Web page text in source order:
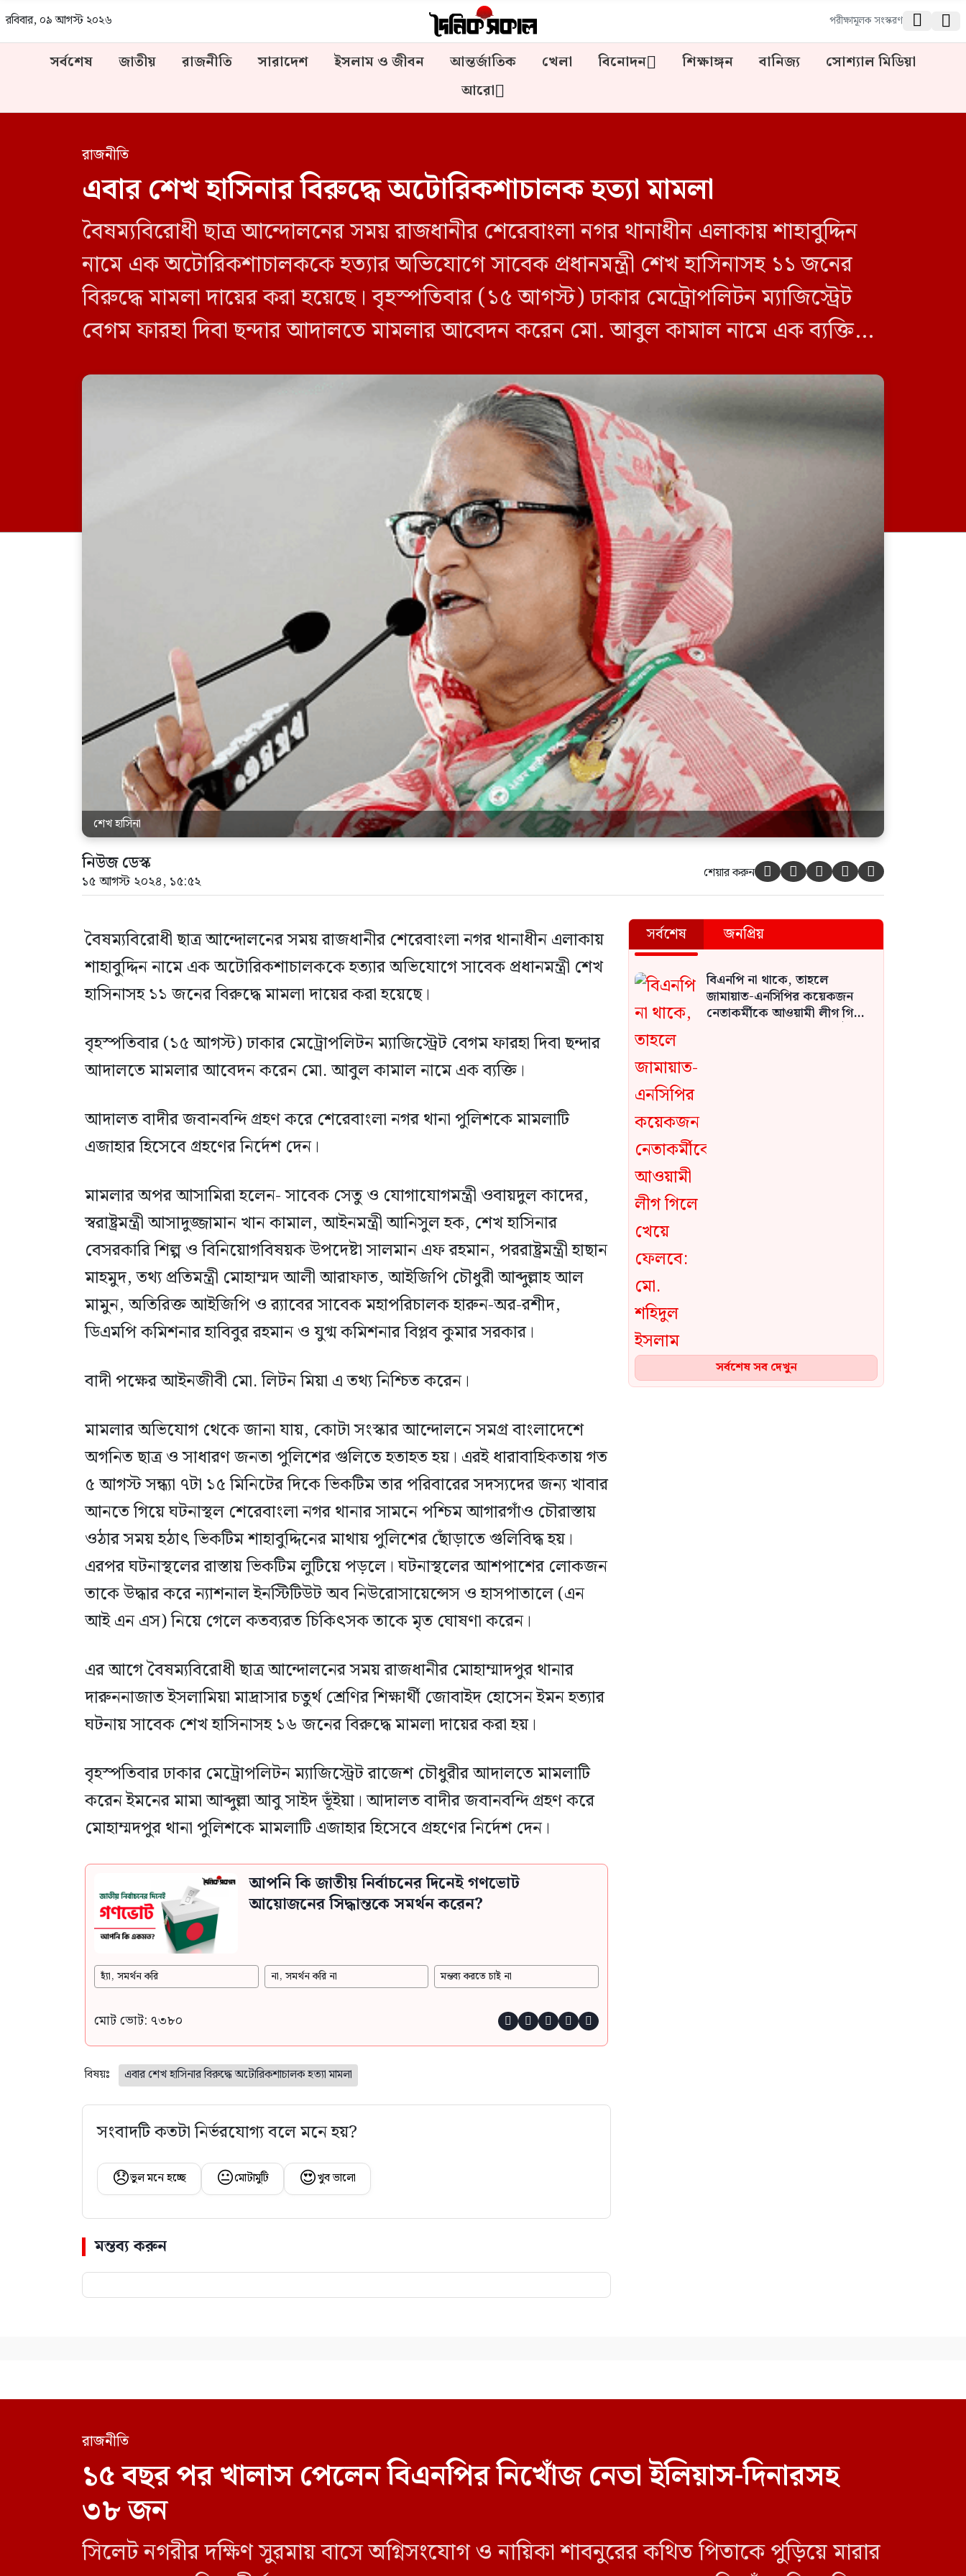
রবিবার, ০৯ আগস্ট ২০২৬ পরীক্ষামূলক সংস্করণ  
সর্বশেষ জাতীয় রাজনীতি সারাদেশ ইসলাম ও জীবন আন্তর্জাতিক খেলা বিনোদন শিক্ষাঙ্গন বানিজ্য
সোশ্যাল মিডিয়া
আরো
রাজনীতি
এবার শেখ হাসিনার বিরুদ্ধে অটোরিকশাচালক হত্যা মামলা
বৈষম্যবিরোধী ছাত্র আন্দোলনের সময় রাজধানীর শেরেবাংলা নগর থানাধীন এলাকায় শাহাবুদ্দিন
নামে এক অটোরিকশাচালককে হত্যার অভিযোগে সাবেক প্রধানমন্ত্রী শেখ হাসিনাসহ ১১ জনের
বিরুদ্ধে মামলা দায়ের করা হয়েছে। বৃহস্পতিবার (১৫ আগস্ট) ঢাকার মেট্রোপলিটন ম্যাজিস্ট্রেট
বেগম ফারহা দিবা ছন্দার আদালতে মামলার আবেদন করেন মো. আবুল কামাল নামে এক ব্যক্তি।
শেখ হাসিনা
নিউজ ডেস্ক
১৫ আগস্ট ২০২৪, ১৫:৫২ শেয়ার করুন     
বৈষম্যবিরোধী ছাত্র আন্দোলনের সময় রাজধানীর শেরেবাংলা নগর থানাধীন এলাকায়
শাহাবুদ্দিন নামে এক অটোরিকশাচালককে হত্যার অভিযোগে সাবেক প্রধানমন্ত্রী শেখ
হাসিনাসহ ১১ জনের বিরুদ্ধে মামলা দায়ের করা হয়েছে।
বৃহস্পতিবার (১৫ আগস্ট) ঢাকার মেট্রোপলিটন ম্যাজিস্ট্রেট বেগম ফারহা দিবা ছন্দার
আদালতে মামলার আবেদন করেন মো. আবুল কামাল নামে এক ব্যক্তি।
আদালত বাদীর জবানবন্দি গ্রহণ করে শেরেবাংলা নগর থানা পুলিশকে মামলাটি
এজাহার হিসেবে গ্রহণের নির্দেশ দেন।
মামলার অপর আসামিরা হলেন- সাবেক সেতু ও যোগাযোগমন্ত্রী ওবায়দুল কাদের,
স্বরাষ্ট্রমন্ত্রী আসাদুজ্জামান খান কামাল, আইনমন্ত্রী আনিসুল হক, শেখ হাসিনার
বেসরকারি শিল্প ও বিনিয়োগবিষয়ক উপদেষ্টা সালমান এফ রহমান, পররাষ্ট্রমন্ত্রী হাছান
মাহমুদ, তথ্য প্রতিমন্ত্রী মোহাম্মদ আলী আরাফাত, আইজিপি চৌধুরী আব্দুল্লাহ আল
মামুন, অতিরিক্ত আইজিপি ও র‌্যাবের সাবেক মহাপরিচালক হারুন-অর-রশীদ,
ডিএমপি কমিশনার হাবিবুর রহমান ও যুগ্ম কমিশনার বিপ্লব কুমার সরকার।
বাদী পক্ষের আইনজীবী মো. লিটন মিয়া এ তথ্য নিশ্চিত করেন।
মামলার অভিযোগ থেকে জানা যায়, কোটা সংস্কার আন্দোলনে সমগ্র বাংলাদেশে
অগনিত ছাত্র ও সাধারণ জনতা পুলিশের গুলিতে হতাহত হয়। এরই ধারাবাহিকতায় গত
৫ আগস্ট সন্ধ্যা ৭টা ১৫ মিনিটের দিকে ভিকটিম তার পরিবারের সদস্যদের জন্য খাবার
আনতে গিয়ে ঘটনাস্থল শেরেবাংলা নগর থানার সামনে পশ্চিম আগারগাঁও চৌরাস্তায়
ওঠার সময় হঠাৎ ভিকটিম শাহাবুদ্দিনের মাথায় পুলিশের ছোঁড়াতে গুলিবিদ্ধ হয়।
এরপর ঘটনাস্থলের রাস্তায় ভিকটিম লুটিয়ে পড়লে। ঘটনাস্থলের আশপাশের লোকজন
তাকে উদ্ধার করে ন্যাশনাল ইনস্টিটিউট অব নিউরোসায়েন্সেস ও হাসপাতালে (এন
আই এন এস) নিয়ে গেলে কতব্যরত চিকিৎসক তাকে মৃত ঘোষণা করেন।
এর আগে বৈষম্যবিরোধী ছাত্র আন্দোলনের সময় রাজধানীর মোহাম্মাদপুর থানার
দারুননাজাত ইসলামিয়া মাদ্রাসার চতুর্থ শ্রেণির শিক্ষার্থী জোবাইদ হোসেন ইমন হত্যার
ঘটনায় সাবেক শেখ হাসিনাসহ ১৬ জনের বিরুদ্ধে মামলা দায়ের করা হয়।
বৃহস্পতিবার ঢাকার মেট্রোপলিটন ম্যাজিস্ট্রেট রাজেশ চৌধুরীর আদালতে মামলাটি
করেন ইমনের মামা আব্দুল্লা আবু সাইদ ভূঁইয়া। আদালত বাদীর জবানবন্দি গ্রহণ করে
মোহাম্মদপুর থানা পুলিশকে মামলাটি এজাহার হিসেবে গ্রহণের নির্দেশ দেন।
আপনি কি জাতীয় নির্বাচনের দিনেই গণভোট
আয়োজনের সিদ্ধান্তকে সমর্থন করেন?
হ্যাঁ, সমর্থন করি না, সমর্থন করি না মন্তব্য করতে চাই না
মোট ভোট: ৭৩৮০     
বিষয়ঃ এবার শেখ হাসিনার বিরুদ্ধে অটোরিকশাচালক হত্যা মামলা
সংবাদটি কতটা নির্ভরযোগ্য বলে মনে হয়?
😞ভুল মনে হচ্ছে 😐মোটামুটি 😍খুব ভালো
মন্তব্য করুন
সর্বশেষ জনপ্রিয়
বিএনপি না থাকে, তাহলে
জামায়াত-এনসিপির কয়েকজন
নেতাকর্মীকে আওয়ামী লীগ গিলে
রাষ্ট্রপতি নির্বাচনে ১১ দলীয় জোটের
চার দিনের সরকারি সফরে সিঙ্গাপুর
সর্বশেষ সব দেখুন
রাজনীতি
১৫ বছর পর খালাস পেলেন বিএনপির নিখোঁজ নেতা ইলিয়াস-দিনারসহ
৩৮ জন
সিলেট নগরীর দক্ষিণ সুরমায় বাসে অগ্নিসংযোগ ও নায়িকা শাবনুরের কথিত পিতাকে পুড়িয়ে মারার